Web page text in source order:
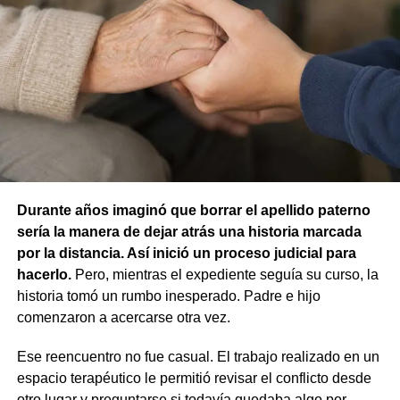
respuesta frente a esa situación. Por ese motivo, la jueza
concluyó que no existían los elementos necesarios para
atribuir responsabilidad contravencional por maltrato
animal.
La resolución también descartó la figura de custodia de
animales, ya que esa infracción solo se configura cuando
un animal causa lesiones a una persona por falta de
cuidados de su dueño. En este caso, el daño recayó
resultaba aplicable.
El fallo aclaró que el archivo de la causa
contravencional no impide que el dueño del perro
lesionado reclame por la vía civil una indemnización
por los daños que considere haber sufrido.
Durante años imaginó que borrar el apellido paterno
sería la manera de dejar atrás una historia marcada
por la distancia. Así inició un proceso judicial para
hacerlo.Pero, mientras el expediente seguía su curso, la
historia tomó un rumbo inesperado. Padre e hijo
comenzaron a acercarse otra vez.
Ese reencuentro no fue casual. El trabajo realizado en un
espacio terapéutico le permitió revisar el conflicto desde